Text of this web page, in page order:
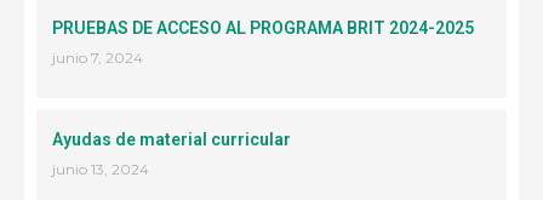
PRUEBAS DE ACCESO AL PROGRAMA BRIT 2024-2025
junio 7, 2024
Ayudas de material curricular
junio 13, 2024